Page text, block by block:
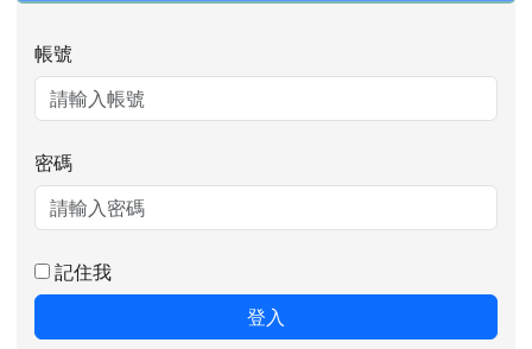
帳號
密碼
記住我
登入